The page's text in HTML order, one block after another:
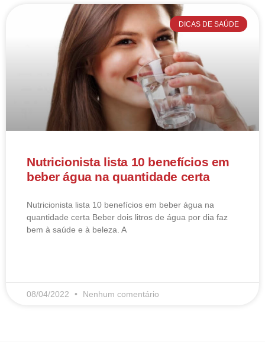
DICAS DE SAÚDE
Nutricionista lista 10 benefícios em
beber água na quantidade certa
Nutricionista lista 10 benefícios em beber água na
quantidade certa Beber dois litros de água por dia faz
bem à saúde e à beleza. A
08/04/2022 Nenhum comentário